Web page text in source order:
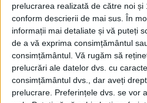
prelucrarea realizată de către noi
conform descrierii de mai sus. În
informații mai detaliate și vă puteți
de a vă exprima consimțământul
consimțământul. Vă rugăm să
prelucrări ale datelor dvs. cu
consimțământul dvs., dar aveți
prelucrare. Preferințele dvs. se vor
La 400 de metri nord de
proprietate de rang
musulmană din
conține camere
murale roșii și galbene